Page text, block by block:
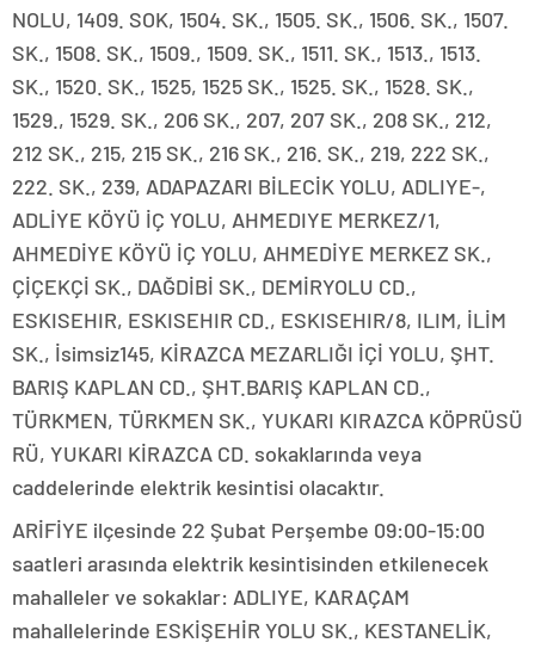
NOLU, 1409. SOK, 1504. SK., 1505. SK., 1506. SK., 1507.
SK., 1508. SK., 1509., 1509. SK., 1511. SK., 1513., 1513.
SK., 1520. SK., 1525, 1525 SK., 1525. SK., 1528. SK.,
1529., 1529. SK., 206 SK., 207, 207 SK., 208 SK., 212,
212 SK., 215, 215 SK., 216 SK., 216. SK., 219, 222 SK.,
222. SK., 239, ADAPAZARI BİLECİK YOLU, ADLIYE-,
ADLİYE KÖYÜ İÇ YOLU, AHMEDIYE MERKEZ/1,
AHMEDİYE KÖYÜ İÇ YOLU, AHMEDİYE MERKEZ SK.,
ÇİÇEKÇİ SK., DAĞDİBİ SK., DEMİRYOLU CD.,
ESKISEHIR, ESKISEHIR CD., ESKISEHIR/8, ILIM, İLİM
SK., İsimsiz145, KİRAZCA MEZARLIĞI İÇİ YOLU, ŞHT.
BARIŞ KAPLAN CD., ŞHT.BARIŞ KAPLAN CD.,
TÜRKMEN, TÜRKMEN SK., YUKARI KIRAZCA KÖPRÜSÜ
RÜ, YUKARI KİRAZCA CD. sokaklarında veya
caddelerinde elektrik kesintisi olacaktır.
ARİFİYE ilçesinde 22 Şubat Perşembe 09:00-15:00
saatleri arasında elektrik kesintisinden etkilenecek
mahalleler ve sokaklar: ADLIYE, KARAÇAM
mahallelerinde ESKİŞEHİR YOLU SK., KESTANELİK,